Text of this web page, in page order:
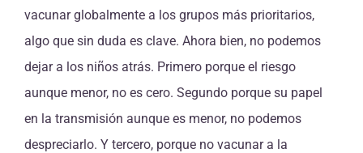
vacunar globalmente a los grupos más prioritarios,
algo que sin duda es clave. Ahora bien, no podemos
dejar a los niños atrás. Primero porque el riesgo
aunque menor, no es cero. Segundo porque su papel
en la transmisión aunque es menor, no podemos
despreciarlo. Y tercero, porque no vacunar a la